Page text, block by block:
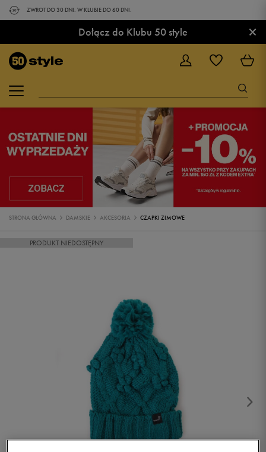
ZWROT DO 30 DNI. W KLUBIE DO 60 DNI.
Dołącz do Klubu 50 style ×
STRONA GŁÓWNA DAMSKIE AKCESORIA CZAPKI ZIMOWE
PRODUKT NIEDOSTĘPNY